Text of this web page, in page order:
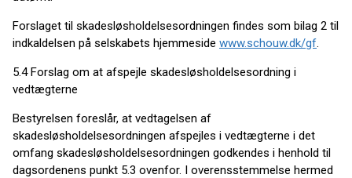
Forslaget til skadesløsholdelsesordningen findes som bilag 2 til
indkaldelsen på selskabets hjemmeside www.schouw.dk/gf.
5.4 Forslag om at afspejle skadesløsholdelsesordning i
vedtægterne
Bestyrelsen foreslår, at vedtagelsen af
skadesløsholdelsesordningen afspejles i vedtægterne i det
omfang skadesløsholdelsesordningen godkendes i henhold til
dagsordenens punkt 5.3 ovenfor. I overensstemmelse hermed